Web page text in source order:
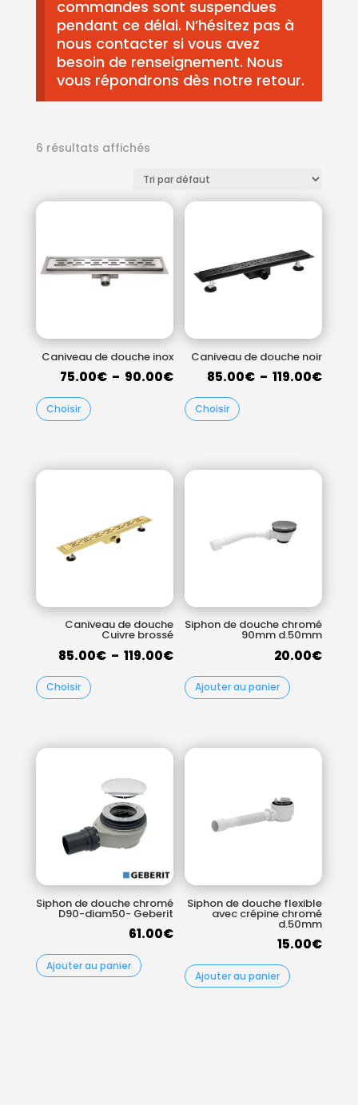
commandes sont suspendues
pendant ce délai. N’hésitez pas à
nous contacter si vous avez
besoin de renseignement. Nous
vous répondrons dès notre retour.
6 résultats affichés
Caniveau de douche inox
75.00€ – 90.00€Plage
de
prix :
90.00€
Choisir
Caniveau de douche noir
85.00€ – 119.00€
Choisir
Caniveau de douche
Cuivre brossé
85.00€ – 119.00€Plage
de
prix :
119.00€
Choisir
Siphon de douche chromé
90mm d.50mm
20.00€
Ajouter au panier
Siphon de douche chromé
D90-diam50- Geberit
61.00€
Ajouter au panier
Siphon de douche flexible
avec crépine chromé
d.50mm
15.00€
Ajouter au panier